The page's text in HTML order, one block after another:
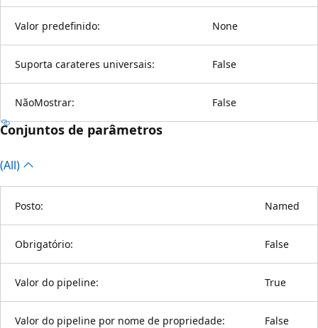
Valor predefinido: None
Suporta carateres universais: False
NãoMostrar: False
Conjuntos de parâmetros
(All)
Posto: Named
Obrigatório: False
Valor do pipeline: True
Valor do pipeline por nome de propriedade: False